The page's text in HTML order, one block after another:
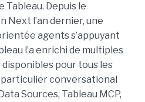
Tableau. Depuis le
Next l’an dernier, une
agents s’appuyant
l’a enrichi de multiples
pour tous les
conversational
Sources, Tableau MCP,